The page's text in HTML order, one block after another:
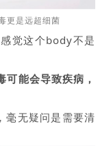
更是远超细菌
觉这个body不是
可能会导致疾病，
，毫无疑问是需要清